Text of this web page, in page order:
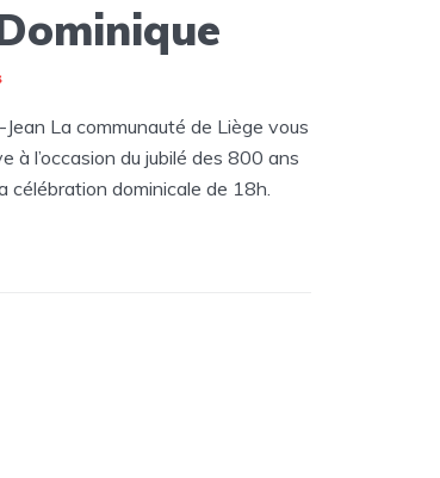
La communauté de Liège vous
l’occasion du jubilé des 800 ans
célébration dominicale de 18h.